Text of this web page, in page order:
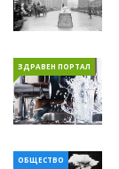
ЗДРАВЕН ПОРТАЛ
ОБЩЕСТВО